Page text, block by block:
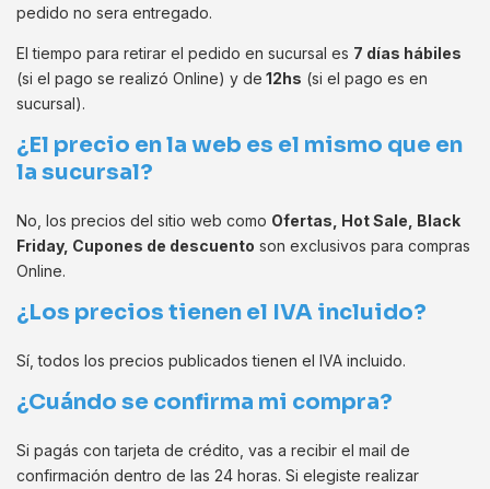
pedido no sera entregado.
El tiempo para retirar el pedido en sucursal es 7 días hábiles
(si el pago se realizó Online) y de 12hs (si el pago es en
sucursal).
¿El precio en la web es el mismo que en
la sucursal?
No, los precios del sitio web como Ofertas, Hot Sale, Black
Friday, Cupones de descuento son exclusivos para compras
Online.
¿Los precios tienen el IVA incluido?
Sí, todos los precios publicados tienen el IVA incluido.
¿Cuándo se confirma mi compra?
Si pagás con tarjeta de crédito, vas a recibir el mail de
confirmación dentro de las 24 horas. Si elegiste realizar